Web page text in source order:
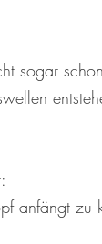
sogar
anfängt zu